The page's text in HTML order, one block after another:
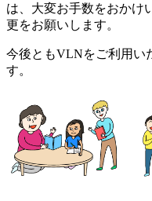
は、大変お手数をおかけ
更をお願いします。
今後ともVLNをご利用い
す。